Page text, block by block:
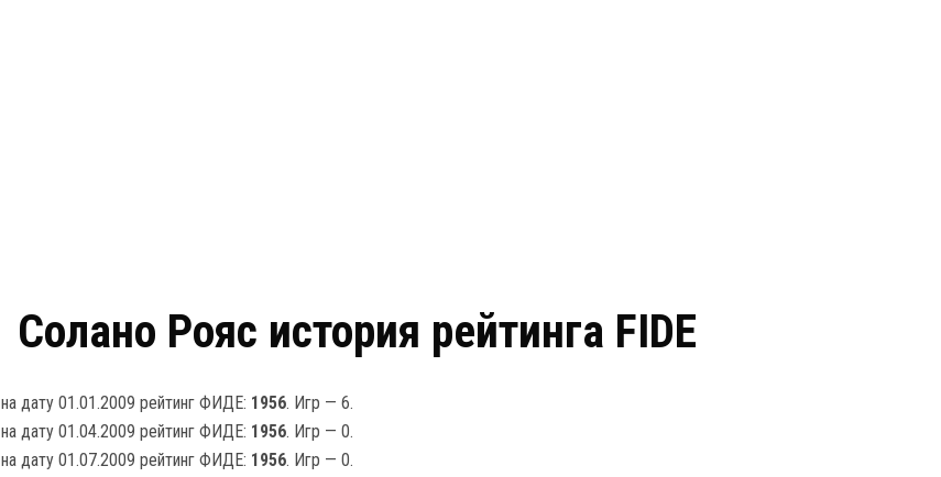
Солано Рояс история рейтинга FIDE
на дату 01.01.2009 рейтинг ФИДЕ: 1956. Игр — 6.
на дату 01.04.2009 рейтинг ФИДЕ: 1956. Игр — 0.
на дату 01.07.2009 рейтинг ФИДЕ: 1956. Игр — 0.